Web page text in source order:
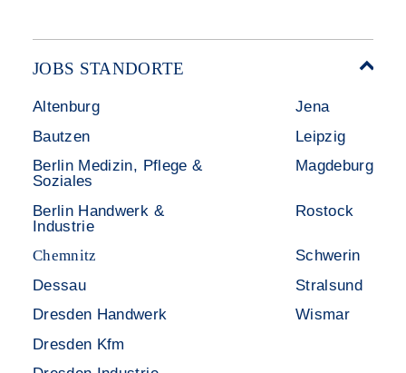
Für Bewerber
Stellenangebote
Initiativ bewerben
Merkzettel
Standorte
Referenzen
Interne Jobs
Datenschutz
Impressum
JOBS STANDORTE
Altenburg
Bautzen
Berlin Medizin, Pflege &
Soziales
Berlin Handwerk &
Industrie
Chemnitz
Dessau
Dresden Handwerk
Dresden Kfm
Jena
Leipzig
Magdeburg
Rostock
Schwerin
Stralsund
Wismar